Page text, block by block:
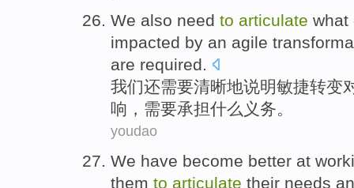
We also need to articulate what
impacted by an agile
are required.
我们还需要清晰地说明敏捷转变
响 ，需要承担什么 义务。
youdao
We have become better at
them to articulate their needs